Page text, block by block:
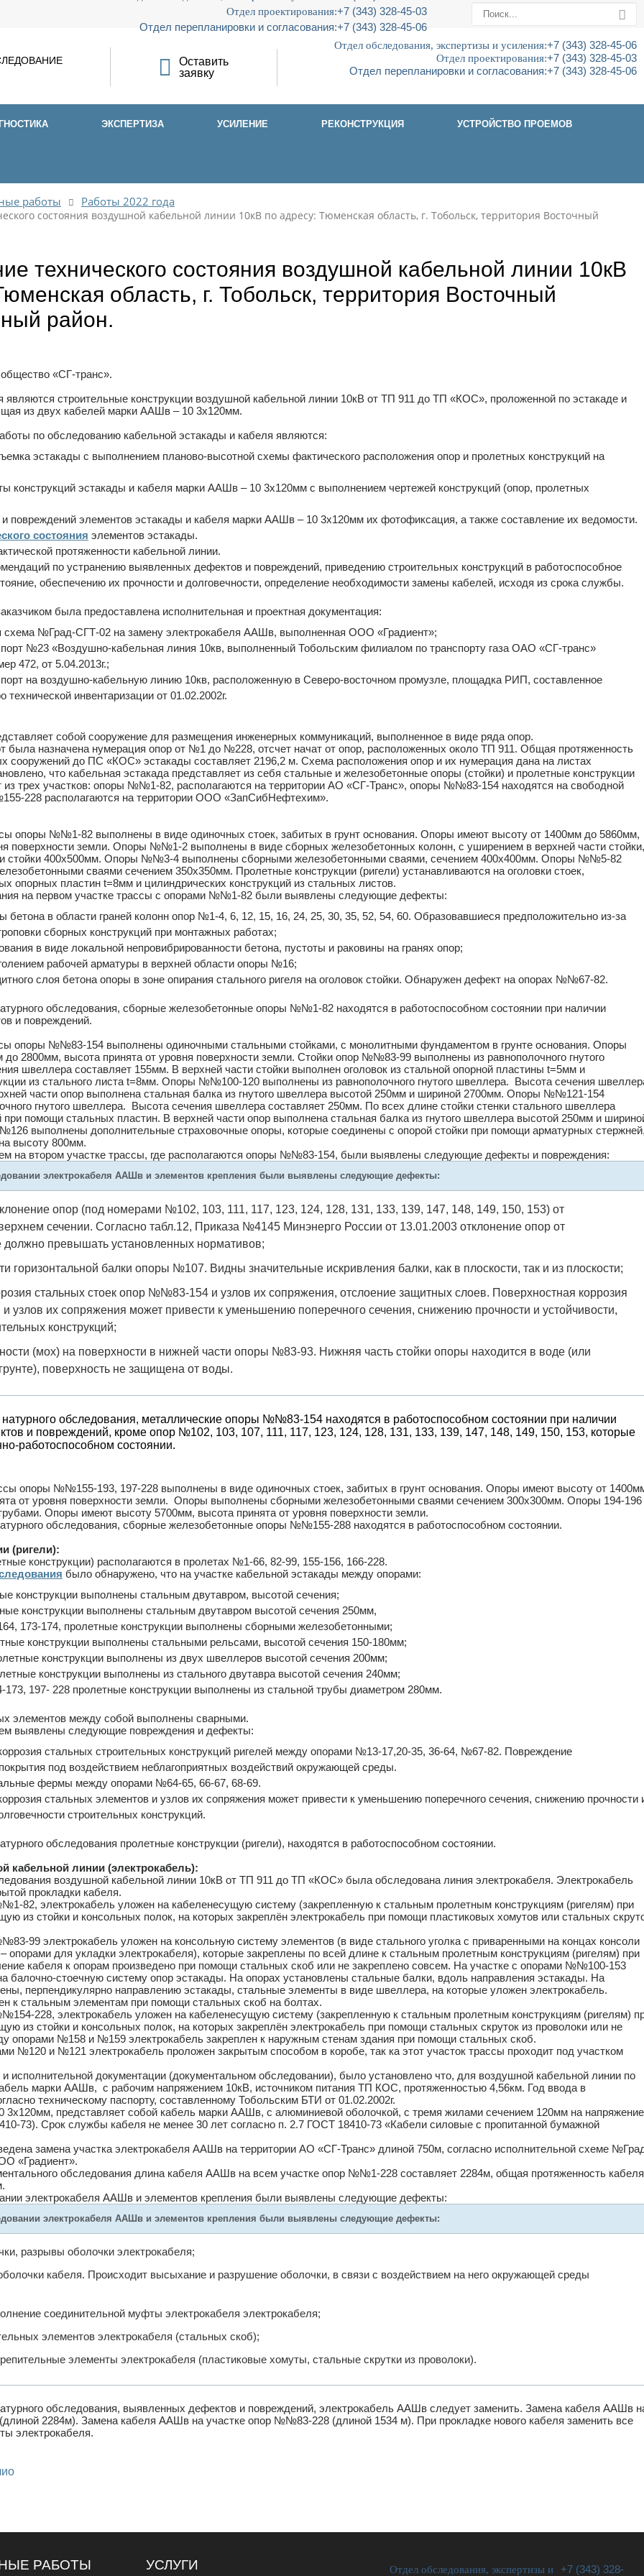
Отдел обследования, экспертизы и усиления:+7 (343) 328-45-06
Отдел проектирования:+7 (343) 328-45-03
Отдел перепланировки и согласования:+7 (343) 328-45-06
Оставить
заявку
Отдел проектирования:+7 (343) 328-45-03
Отдел перепланировки и согласования:+7 (343) 328-45-06
ЭКСПЕРТИЗА УСИЛЕНИЕ РЕКОНСТРУКЦИЯ УСТРОЙСТВО ПРОЕМОВ
работы Работы 2022 года
состояния воздушной кабельной линии 10кВ по адресу: Тюменская область, г. Тобольск, территория Восточный
технического состояния воздушной кабельной линии 10кВ
область, г. Тобольск, территория Восточный
район.
«СГ-транс».
строительные конструкции воздушной кабельной линии 10кВ от ТП 911 до ТП «КОС», проложенной по эстакаде и
из двух кабелей марки ААШв – 10 3х120мм.
по обследованию кабельной эстакады и кабеля являются:
эстакады с выполнением планово-высотной схемы фактического расположения опор и пролетных конструкций на
конструкций эстакады и кабеля марки ААШв – 10 3х120мм с выполнением чертежей конструкций (опор, пролетных
повреждений элементов эстакады и кабеля марки ААШв – 10 3х120мм их фотофиксация, а также составление их ведомости.
состояния элементов эстакады.
протяженности кабельной линии.
по устранению выявленных дефектов и повреждений, приведению строительных конструкций в работоспособное
обеспечению их прочности и долговечности, определение необходимости замены кабелей, исходя из срока службы.
была предоставлена исполнительная и проектная документация:
схема №Град-СГТ-02 на замену электрокабеля ААШв, выполненная ООО «Градиент»;
№23 «Воздушно-кабельная линия 10кв, выполненный Тобольским филиалом по транспорту газа ОАО «СГ-транс»
472, от 5.04.2013г.;
на воздушно-кабельную линию 10кв, расположенную в Северо-восточном промузле, площадка РИП, составленное
инвентаризации от 01.02.2002г.
собой сооружение для размещения инженерных коммуникаций, выполненное в виде ряда опор.
была назначена нумерация опор от №1 до №228, отсчет начат от опор, расположенных около ТП 911. Общая протяженность
сооружений до ПС «КОС» эстакады составляет 2196,2 м. Схема расположения опор и их нумерация дана на листах
что кабельная эстакада представляет из себя стальные и железобетонные опоры (стойки) и пролетные конструкции
из трех участков: опоры №№1-82, располагаются на территории АО «СГ-Транс», опоры №№83-154 находятся на свободной
228 располагаются на территории ООО «ЗапСибНефтехим».
опоры №№1-82 выполнены в виде одиночных стоек, забитых в грунт основания. Опоры имеют высоту от 1400мм до 5860мм,
поверхности земли. Опоры №№1-2 выполнены в виде сборных железобетонных колонн, с уширением в верхней части стойки,
стойки 400х500мм. Опоры №№3-4 выполнены сборными железобетонными сваями, сечением 400х400мм. Опоры №№5-82
сваями сечением 350х350мм. Пролетные конструкции (ригели) устанавливаются на оголовки стоек,
опорных пластин t=8мм и цилиндрических конструкций из стальных листов.
на первом участке трассы с опорами №№1-82 были выявлены следующие дефекты:
бетона в области граней колонн опор №1-4, 6, 12, 15, 16, 24, 25, 30, 35, 52, 54, 60. Образовавшиеся предположительно из-за
сборных конструкций при монтажных работах;
в виде локальной непровибрированности бетона, пустоты и раковины на гранях опор;
рабочей арматуры в верхней области опоры №16;
слоя бетона опоры в зоне опирания стального ригеля на оголовок стойки. Обнаружен дефект на опорах №№67-82.
обследования, сборные железобетонные опоры №№1-82 находятся в работоспособном состоянии при наличии
и повреждений.
опоры №№83-154 выполнены одиночными стальными стойками, с монолитными фундаментом в грунте основания. Опоры
2800мм, высота принята от уровня поверхности земли. Стойки опор №№83-99 выполнены из равнополочного гнутого
швеллера составляет 155мм. В верхней части стойки выполнен оголовок из стальной опорной пластины t=5мм и
из стального листа t=8мм. Опоры №№100-120 выполнены из равнополочного гнутого швеллера. Высота сечения
части опор выполнена стальная балка из гнутого швеллера высотой 250мм и шириной 2700мм. Опоры №№121-154
гнутого швеллера. Высота сечения швеллера составляет 250мм. По всех длине стойки стенки стального швеллера
помощи стальных пластин. В верхней части опор выполнена стальная балка из гнутого швеллера высотой 250мм и
выполнены дополнительные страховочные опоры, которые соединены с опорой стойки при помощи арматурных
высоту 800мм.
на втором участке трассы, где располагаются опоры №№83-154, были выявлены следующие дефекты и повреждения:
электрокабеля ААШв и элементов крепления были выявлены следующие дефекты:
опор (под номерами №102, 103, 111, 117, 123, 124, 128, 131, 133, 139, 147, 148, 149, 150, 153) от
сечении. Согласно табл.12, Приказа №4145 Минэнерго России от 13.01.2003 отклонение опор от
должно превышать установленных нормативов;
горизонтальной балки опоры №107. Видны значительные искривления балки, как в плоскости, так и из плоскости;
стальных стоек опор №№83-154 и узлов их сопряжения, отслоение защитных слоев. Поверхностная коррозия
узлов их сопряжения может привести к уменьшению поперечного сечения, снижению прочности и устойчивости,
конструкций;
(мох) на поверхности в нижней части опоры №83-93. Нижняя часть стойки опоры находится в воде (или
поверхность не защищена от воды.
натурного обследования, металлические опоры №№83-154 находятся в работоспособном состоянии при наличии
и повреждений, кроме опор №102, 103, 107, 111, 117, 123, 124, 128, 131, 133, 139, 147, 148, 149, 150, 153, которые
работоспособном состоянии.
опоры №№155-193, 197-228 выполнены в виде одиночных стоек, забитых в грунт основания. Опоры имеют высоту от
от уровня поверхности земли. Опоры выполнены сборными железобетонными сваями сечением 300х300мм. Опоры 194-196
Опоры имеют высоту 5700мм, высота принята от уровня поверхности земли.
обследования, сборные железобетонные опоры №№155-288 находятся в работоспособном состоянии.
(ригели):
конструкции) располагаются в пролетах №1-66, 82-99, 155-156, 166-228.
было обнаружено, что на участке кабельной эстакады между опорами:
конструкции выполнены стальным двутавром, высотой сечения;
конструкции выполнены стальным двутавром высотой сечения 250мм,
173-174, пролетные конструкции выполнены сборными железобетонными;
конструкции выполнены стальными рельсами, высотой сечения 150-180мм;
конструкции выполнены из двух швеллеров высотой сечения 200мм;
конструкции выполнены из стального двутавра высотой сечения 240мм;
197- 228 пролетные конструкции выполнены из стальной трубы диаметром 280мм.
элементов между собой выполнены сварными.
выявлены следующие повреждения и дефекты:
стальных строительных конструкций ригелей между опорами №13-17,20-35, 36-64, №67-82. Повреждение
под воздействием неблагоприятных воздействий окружающей среды.
фермы между опорами №64-65, 66-67, 68-69.
стальных элементов и узлов их сопряжения может привести к уменьшению поперечного сечения, снижению прочности
строительных конструкций.
обследования пролетные конструкции (ригели), находятся в работоспособном состоянии.
кабельной линии (электрокабель):
воздушной кабельной линии 10кВ от ТП 911 до ТП «КОС» была обследована линия электрокабеля. Электрокабель
прокладки кабеля.
82, электрокабель уложен на кабеленесущую систему (закрепленную к стальным пролетным конструкциям (ригелям) при
из стойки и консольных полок, на которых закреплён электрокабель при помощи пластиковых хомутов или стальных
99 электрокабель уложен на консольную систему элементов (в виде стального уголка с приваренными на концах консоли
опорами для укладки электрокабеля), которые закреплены по всей длине к стальным пролетным конструкциям (ригелям) при
кабеля к опорам произведено при помощи стальных скоб или не закреплено совсем. На участке с опорами №№100-153
балочно-стоечную систему опор эстакады. На опорах установлены стальные балки, вдоль направления эстакады. На
перпендикулярно направлению эстакады, стальные элементы в виде швеллера, на которые уложен электрокабель.
к стальным элементам при помощи стальных скоб на болтах.
228, электрокабель уложен на кабеленесущую систему (закрепленную к стальным пролетным конструкциям (ригелям)
из стойки и консольных полок, на которых закреплён электрокабель при помощи стальных скруток из проволоки или не
опорами №158 и №159 электрокабель закреплен к наружным стенам здания при помощи стальных скоб.
№120 и №121 электрокабель проложен закрытым способом в коробе, так ка этот участок трассы проходит под участком
и исполнительной документации (документальном обследовании), было установлено что, для воздушной кабельной линии по
марки ААШв, с рабочим напряжением 10кВ, источником питания ТП КОС, протяженностью 4,56км. Год ввода в
техническому паспорту, составленному Тобольским БТИ от 01.02.2002г.
представляет собой кабель марки ААШв, с алюминиевой оболочкой, с тремя жилами сечением 120мм на напряжение
73). Срок службы кабеля не менее 30 лет согласно п. 2.7 ГОСТ 18410-73 «Кабели силовые с пропитанной бумажной
замена участка электрокабеля ААШв на территории АО «СГ-Транс» длиной 750м, согласно исполнительной схеме
«Градиент».
обследования длина кабеля ААШв на всем участке опор №№1-228 составляет 2284м, общая протяженность кабеля
электрокабеля ААШв и элементов крепления были выявлены следующие дефекты:
электрокабеля ААШв и элементов крепления были выявлены следующие дефекты:
разрывы оболочки электрокабеля;
кабеля. Происходит высыхание и разрушение оболочки, в связи с воздействием на него окружающей среды
соединительной муфты электрокабеля электрокабеля;
элементов электрокабеля (стальных скоб);
элементы электрокабеля (пластиковые хомуты, стальные скрутки из проволоки).
обследования, выявленных дефектов и повреждений, электрокабель ААШв следует заменить. Замена кабеля ААШв
2284м). Замена кабеля ААШв на участке опор №№83-228 (длиной 1534 м). При прокладке нового кабеля заменить все
электрокабеля.
Отдел обследования, экспертизы и +7 (343) 328-
РАБОТЫ УСЛУГИ